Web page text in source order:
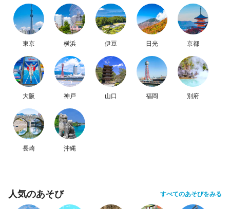
東京 横浜 伊豆 日光 京都
大阪 神戸 山口 福岡 別府
長崎 沖縄
人気のあそび すべてのあそびをみる